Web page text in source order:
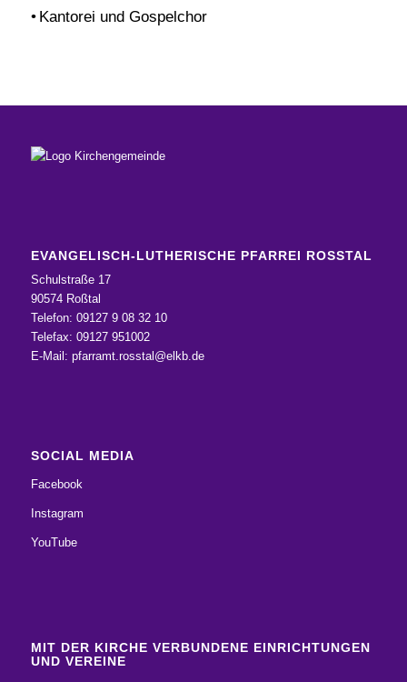
• Kantorei und Gospelchor
EVANGELISCH-LUTHERISCHE PFARREI ROSSTAL
Schulstraße 17
90574 Roßtal
Telefon: 09127 9 08 32 10
Telefax: 09127 951002
E-Mail: pfarramt.rosstal@elkb.de
SOCIAL MEDIA
Facebook
Instagram
YouTube
MIT DER KIRCHE VERBUNDENE EINRICHTUNGEN
UND VEREINE